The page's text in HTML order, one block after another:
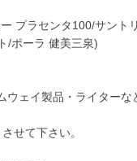
プラセンタ100/サント
/ポーラ 健美三泉)
ウェイ製品・ライターな
せて下さい。